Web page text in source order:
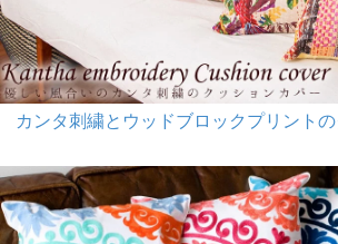
カンタ刺繍とウッドブロックプリント